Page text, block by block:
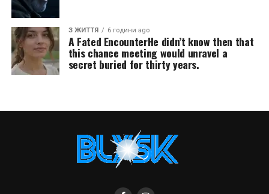
З ЖИТТЯ 6 години ago
A Fated EncounterHe didn’t know then that
this chance meeting would unravel a
secret buried for thirty years.